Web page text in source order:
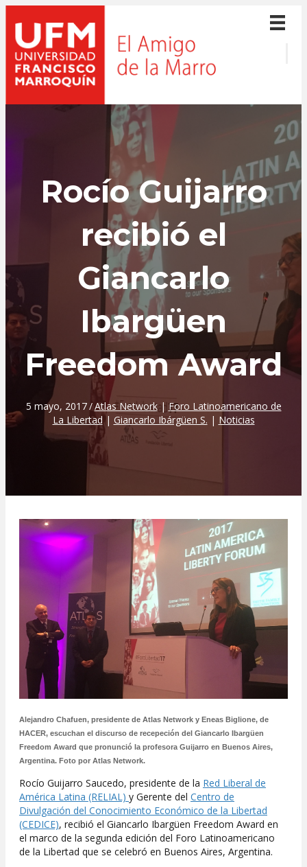
Rocío Guijarro
recibió el
Giancarlo
Ibargüen
Freedom Award
5 mayo, 2017/Atlas Network|Foro Latinoamericano de
La Libertad | Giancarlo Ibárgüen S. | Noticias
Alejandro Chafuen, presidente de Atlas Network y Eneas Biglione, de
HACER, escuchan el discurso de recepeción del Giancarlo Ibargüen
Freedom Award que pronunció la profesora Guijarro en Buenos Aires,
Argentina. Foto por Atlas Network.
Rocío Guijarro Saucedo, presidente de la Red Liberal de
América Latina (RELIAL) y Gerente del Centro de
Divulgación del Conocimiento Económico de la Libertad
(CEDICE), recibió el Giancarlo Ibargüen Freedom Award en
el marco de la segunda edición del Foro Latinoamericano
de la Libertad que se celebró en Buenos Aires, Argentina.